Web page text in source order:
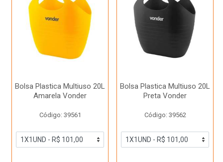
Bolsa Plastica Multiuso 20L
Amarela Vonder
Código: 39561
Bolsa Plastica Multiuso 20L
Preta Vonder
Código: 39562